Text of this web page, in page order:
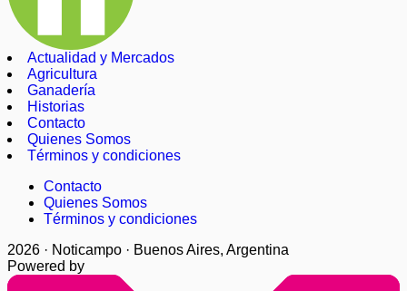
Actualidad y Mercados
Agricultura
Ganadería
Historias
Contacto
Quienes Somos
Términos y condiciones
Contacto
Quienes Somos
Términos y condiciones
2026 · Noticampo · Buenos Aires, Argentina
Powered by